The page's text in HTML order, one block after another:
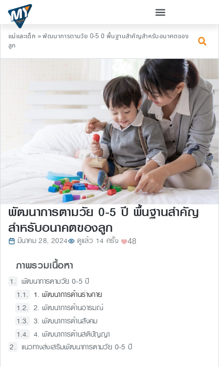
แม่และเด็ก »พัฒนาการตามวัย 0-5 ปี พื้นฐานสำคัญสำหรับอนาคตของ
ลูก
พัฒนาการตามวัย 0-5 ปี พื้นฐานสำคัญ
สำหรับอนาคตของลูก
มีนาคม 28, 2024 ดูแล้ว 14 ครั้ง 48
ภาพรวมเนื้อหา
พัฒนาการตามวัย 0-5 ปี
1. พัฒนาการด้านร่างกาย
2. พัฒนาการด้านอารมณ์
3. พัฒนาการด้านสังคม
4. พัฒนาการด้านสติปัญญา
แนวทางส่งเสริมพัฒนาการตามวัย 0-5 ปี